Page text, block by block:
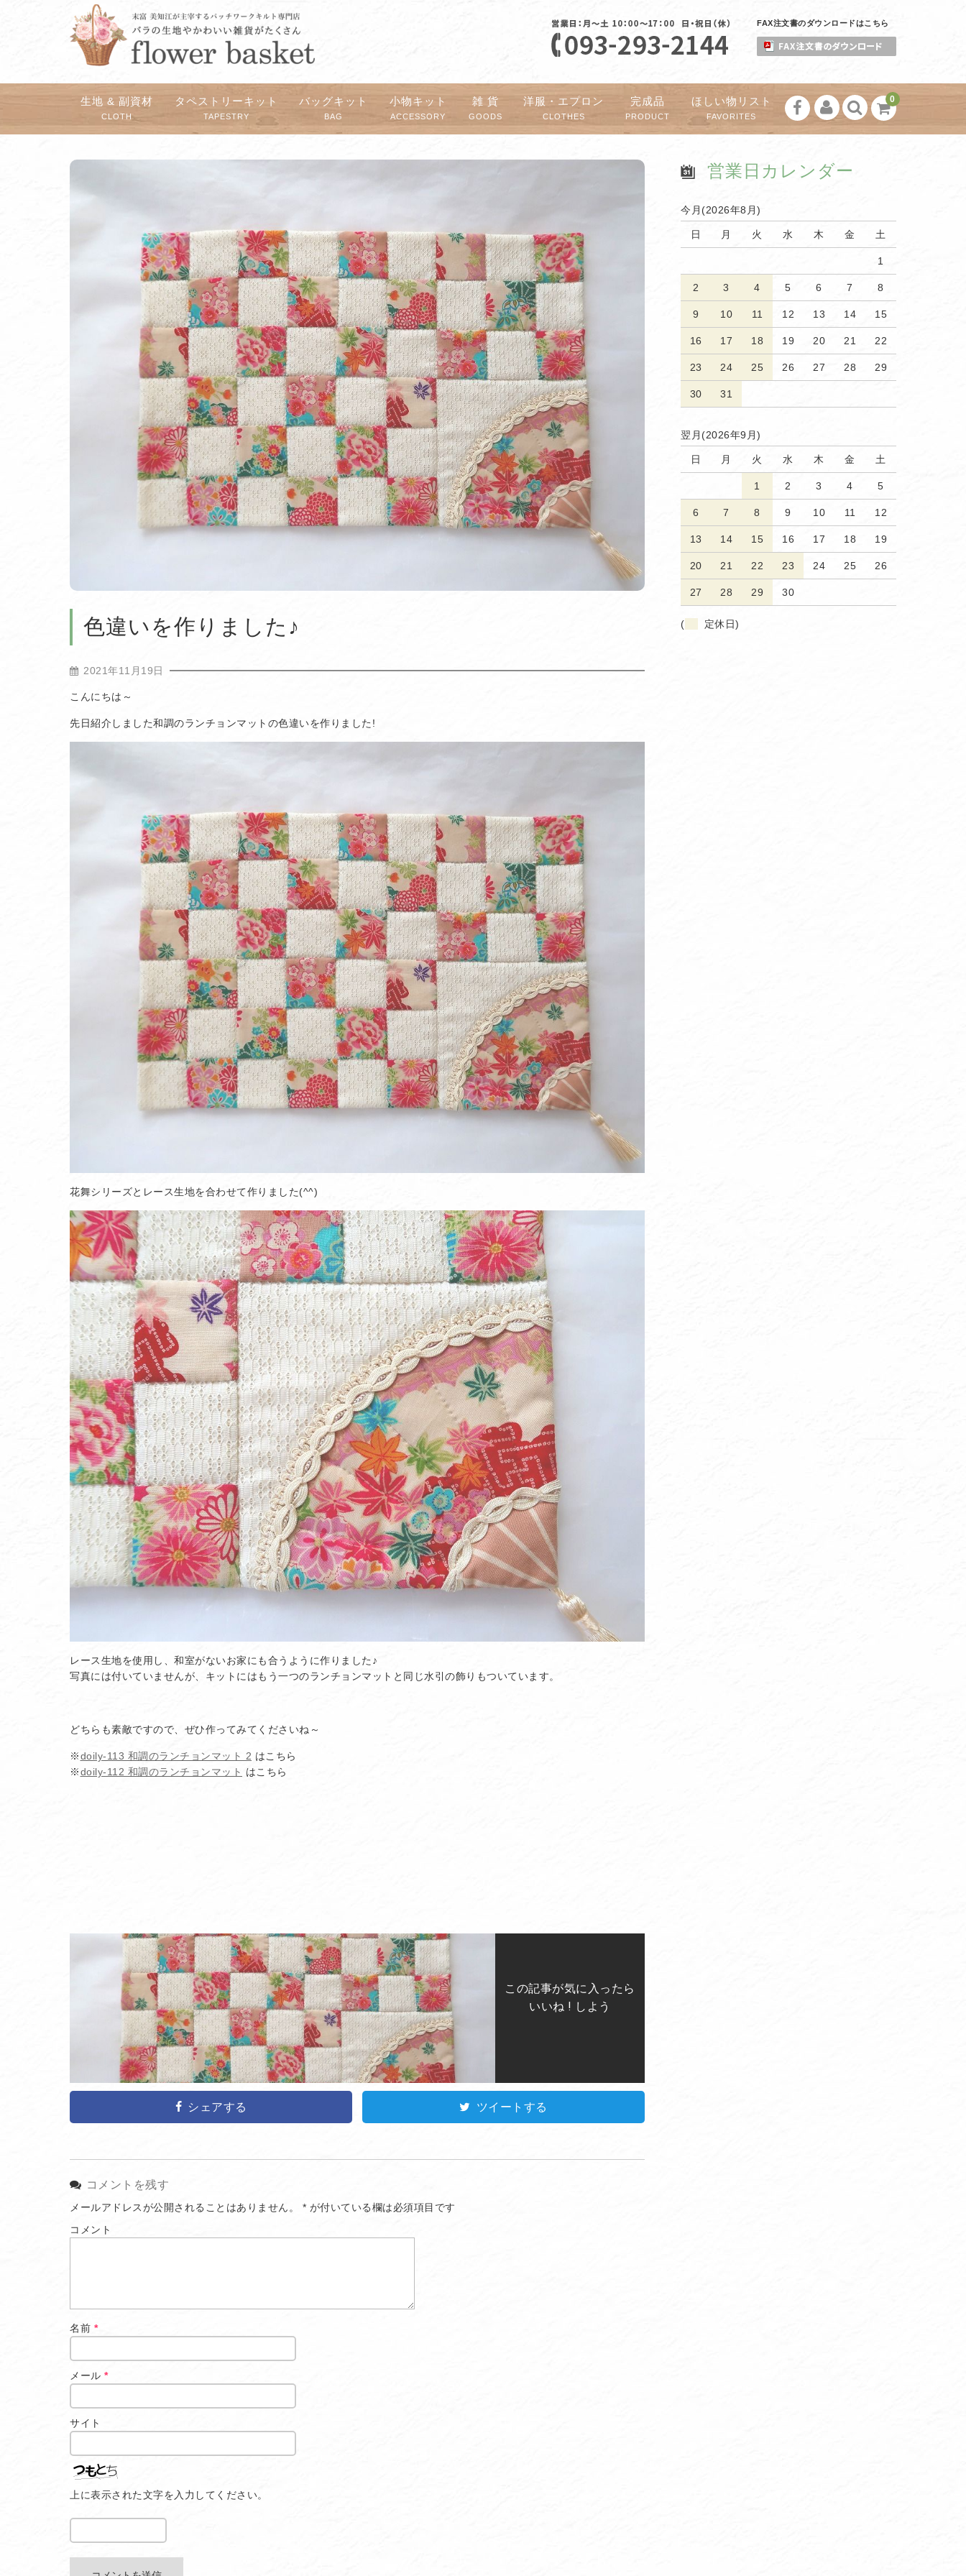
FAX注文書のダウンロードはこちら
0
生地 & 副資材
CLOTH
タペストリーキット
TAPESTRY
バッグキット
BAG
小物キット
ACCESSORY
雑 貨
GOODS
洋服・エプロン
CLOTHES
完成品
PRODUCT
ほしい物リスト
FAVORITES
色違いを作りました♪
2021年11月19日
こんにちは～
先日紹介しました和調のランチョンマットの色違いを作りました!
花舞シリーズとレース生地を合わせて作りました(^^)
レース生地を使用し、和室がないお家にも合うように作りました♪
写真には付いていませんが、キットにはもう一つのランチョンマットと同じ水引の飾りもついています。
どちらも素敵ですので、ぜひ作ってみてくださいね～
※doily-113 和調のランチョンマット 2 はこちら
※doily-112 和調のランチョンマット はこちら
この記事が気に入ったら
いいね ! しよう
シェアする ツイートする
コメントを残す
メールアドレスが公開されることはありません。 * が付いている欄は必須項目です
コメント
名前 *
メール *
サイト
上に表示された文字を入力してください。
営業日カレンダー
今月(2026年8月)
日 月 火 水 木 金 土
1
2 3 4 5 6 7 8
9 10 11 12 13 14 15
16 17 18 19 20 21 22
23 24 25 26 27 28 29
30 31
翌月(2026年9月)
日 月 火 水 木 金 土
1 2 3 4 5
6 7 8 9 10 11 12
13 14 15 16 17 18 19
20 21 22 23 24 25 26
27 28 29 30
( 定休日)